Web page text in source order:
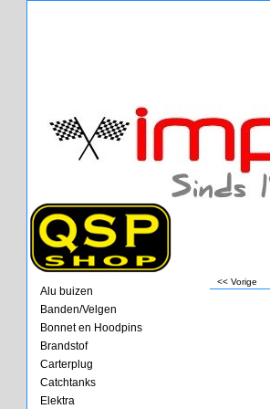
Alu buizen
Banden/Velgen
Bonnet en Hoodpins
Brandstof
Carterplug
Catchtanks
Elektra
<< Vorige